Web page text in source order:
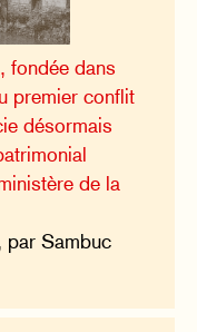
fondée dans
premier conflit
désormais
de la
par Sambuc